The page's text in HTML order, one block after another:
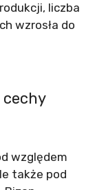
liczba
wzrosła do
cechy
względem
także pod